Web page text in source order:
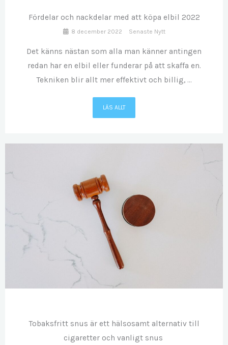
Fördelar och nackdelar med att köpa elbil 2022
8 december 2022 Senaste Nytt
Det känns nästan som alla man känner antingen
redan har en elbil eller funderar på att skaffa en.
Tekniken blir allt mer effektivt och billig, ...
LÄS ALLT
NOV
Tobaksfritt snus är ett hälsosamt alternativ till
cigaretter och vanligt snus